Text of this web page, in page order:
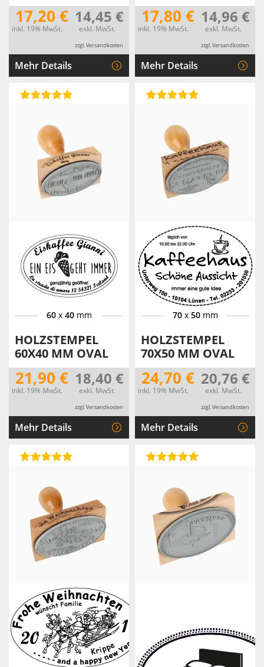
17,20 €
inkl. 19% MwSt.
14,45 €
exkl. MwSt.
zzgl. Versandkosten
Mehr Details
17,80 €
inkl. 19% MwSt.
14,96 €
exkl. MwSt.
zzgl. Versandkosten
Mehr Details
60x 40mm
HOLZSTEMPEL
60X40 MM OVAL
21,90 €
inkl. 19% MwSt.
18,40 €
exkl. MwSt.
zzgl. Versandkosten
Mehr Details
70x 50mm
HOLZSTEMPEL
70X50 MM OVAL
24,70 €
inkl. 19% MwSt.
20,76 €
exkl. MwSt.
zzgl. Versandkosten
Mehr Details